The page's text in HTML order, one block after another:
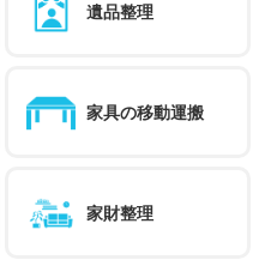
遺品整理
家具の移動運搬
家財整理